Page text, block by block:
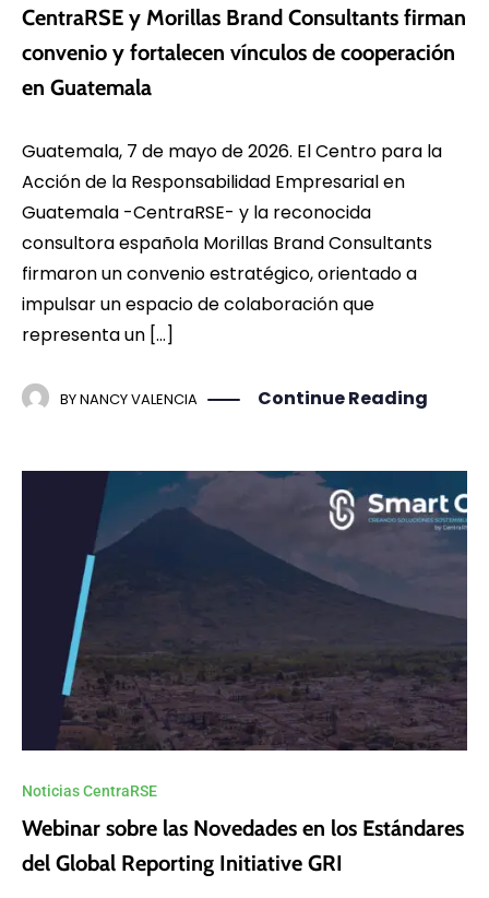
CentraRSE y Morillas Brand Consultants firman
convenio y fortalecen vínculos de cooperación
en Guatemala
Guatemala, 7 de mayo de 2026. El Centro para la
Acción de la Responsabilidad Empresarial en
Guatemala -CentraRSE- y la reconocida
consultora española Morillas Brand Consultants
firmaron un convenio estratégico, orientado a
impulsar un espacio de colaboración que
representa un […]
BYNANCY VALENCIA Continue Reading
Noticias CentraRSE
Webinar sobre las Novedades en los Estándares
del Global Reporting Initiative GRI